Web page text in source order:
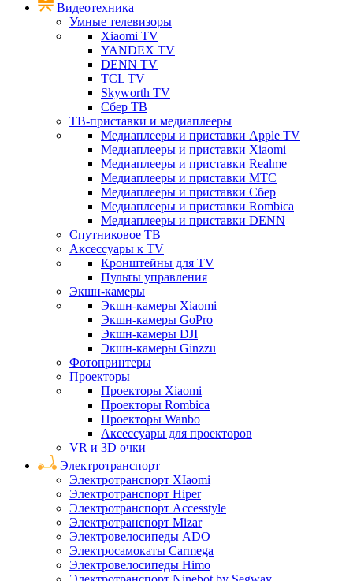
Видеотехника
Умные телевизоры
Xiaomi TV
YANDEX TV
DENN TV
TCL TV
Skyworth TV
Сбер ТВ
ТВ-приставки и медиаплееры
Медиаплееры и приставки Apple TV
Медиаплееры и приставки Xiaomi
Медиаплееры и приставки Realme
Медиаплееры и приставки МТС
Медиаплееры и приставки Сбер
Медиаплееры и приставки Rombica
Медиаплееры и приставки DENN
Спутниковое ТВ
Аксессуары к TV
Кронштейны для TV
Пульты управления
Экшн-камеры
Экшн-камеры Xiaomi
Экшн-камеры GoPro
Экшн-камеры DJI
Экшн-камеры Ginzzu
Фотопринтеры
Проекторы
Проекторы Xiaomi
Проекторы Rombica
Проекторы Wanbo
Аксессуары для проекторов
VR и 3D очки
Электротранспорт
Электротранспорт XIaomi
Электротранспорт Hiper
Электротранспорт Accesstyle
Электротранспорт Mizar
Электровелосипеды ADO
Электросамокаты Carmega
Электровелосипеды Himo